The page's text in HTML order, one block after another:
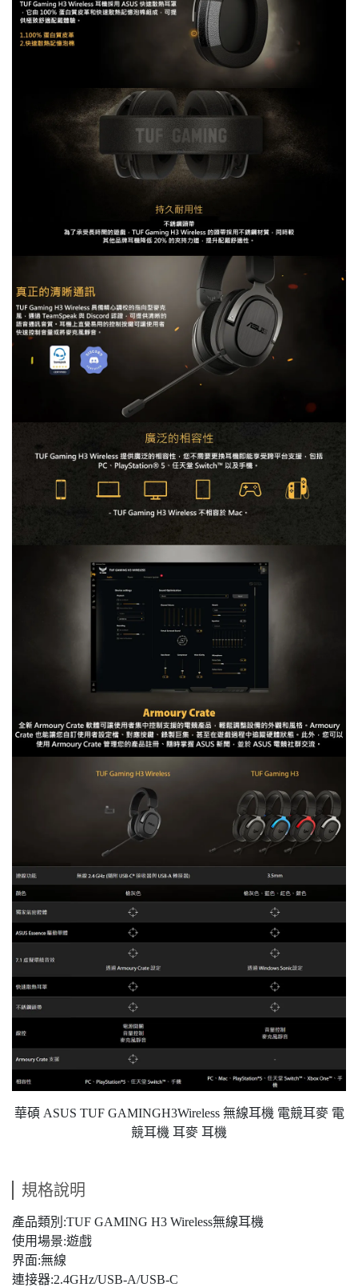
華碩 ASUS TUF GAMINGH3Wireless 無線耳機 電競耳麥 電
競耳機 耳麥 耳機
規格說明
產品類別:TUF GAMING H3 Wireless無線耳機
使用場景:遊戲
界面:無線
連接器:2.4GHz/USB-A/USB-C